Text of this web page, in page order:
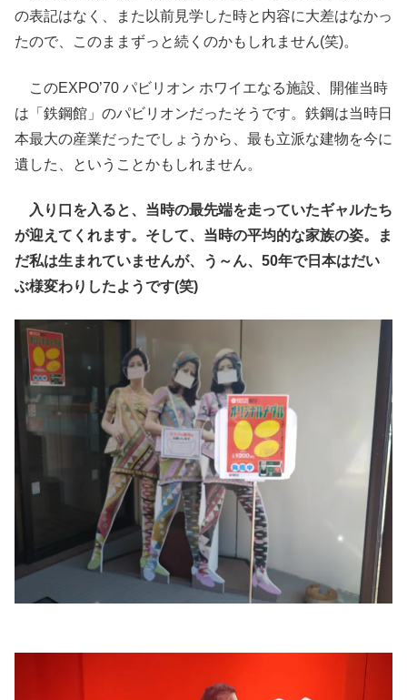
の表記はなく、また以前見学した時と内容に大差はなかっ
たので、このままずっと続くのかもしれません(笑)。
このEXPO’70 パビリオン ホワイエなる施設、開催当時
は「鉄鋼館」のパビリオンだったそうです。鉄鋼は当時日
本最大の産業だったでしょうから、最も立派な建物を今に
遺した、ということかもしれません。
入り口を入ると、当時の最先端を走っていたギャルたち
が迎えてくれます。そして、当時の平均的な家族の姿。ま
だ私は生まれていませんが、う～ん、50年で日本はだい
ぶ様変わりしたようです(笑)